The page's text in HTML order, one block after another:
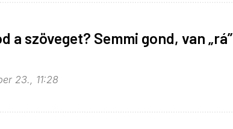
a szöveget? Semmi gond, van „rá”
23., 11:28